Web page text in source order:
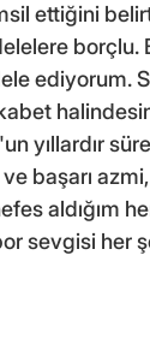
ettiğini
borçlu.
ediyorum.
yıllardır
başarı
aldığım
sevgisi her